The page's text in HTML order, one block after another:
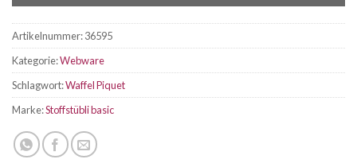
Artikelnummer:36595
Kategorie:Webware
Schlagwort:Waffel Piquet
Marke:Stoffstübli basic